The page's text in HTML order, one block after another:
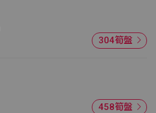
304筍盤
458筍盤